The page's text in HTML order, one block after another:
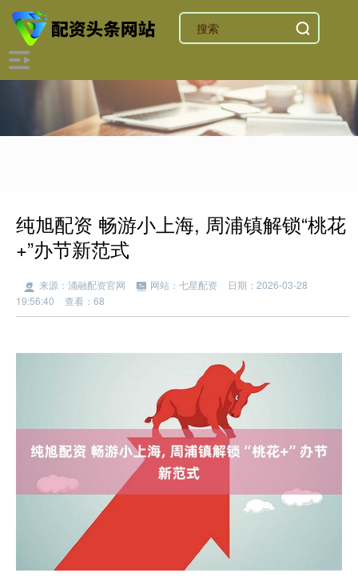
纯旭配资 畅游小上海, 周浦镇解锁“桃花
+”办节新范式
来源：涌融配资官网 网站：七星配资
日期：2026-03-28
19:56:40
查看：68